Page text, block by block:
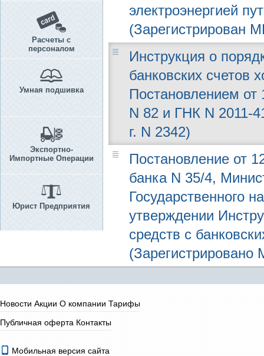
Расчеты с
персоналом
Умная подшивка
Экспортно-
Импортные Операции
Юрист Предприятия
электроэнергией
(Зарегистрирован
Инструкция о
банковских счетов
Постановлением
N 82 и ГНК N 2011-
г. N 2342)
Постановление от
банка N 35/4,
Государственного
утверждении
средств с
Новости Акции О компании Тарифы
Публичная оферта Контакты
Мобильная версия сайта